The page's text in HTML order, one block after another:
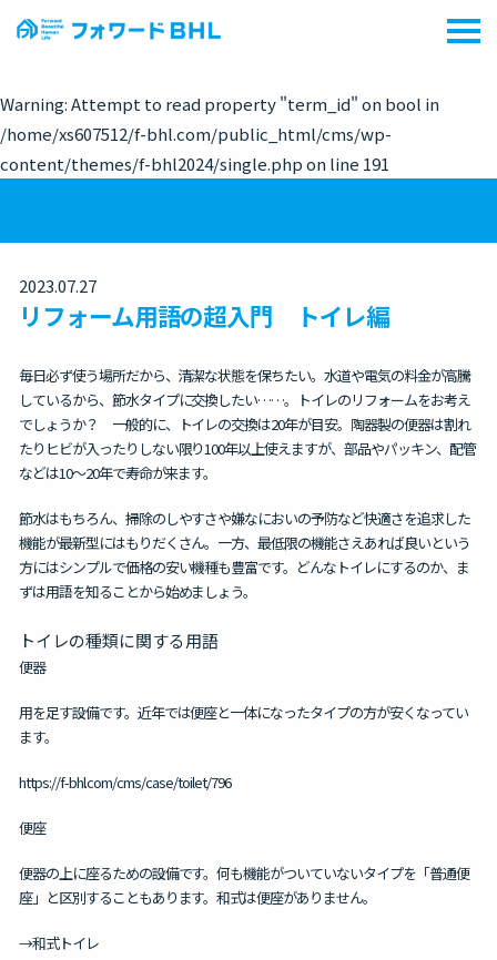
Warning: Attempt to read property "term_id" on bool in
/home/xs607512/f-bhl.com/public_html/cms/wp-
content/themes/f-bhl2024/single.phpon line 191
2023.07.27
リフォーム用語の超入門 トイレ編
毎日必ず使う場所だから、清潔な状態を保ちたい。水道や電気の料金が高騰
しているから、節水タイプに交換したい……。トイレのリフォームをお考え
でしょうか？ 一般的に、トイレの交換は20年が目安。陶器製の便器は割れ
たりヒビが入ったりしない限り100年以上使えますが、部品やパッキン、配管
などは10～20年で寿命が来ます。
節水はもちろん、掃除のしやすさや嫌なにおいの予防など快適さを追求した
機能が最新型にはもりだくさん。一方、最低限の機能さえあれば良いという
方にはシンプルで価格の安い機種も豊富です。どんなトイレにするのか、ま
ずは用語を知ることから始めましょう。
トイレの種類に関する用語
便器
用を足す設備です。近年では便座と一体になったタイプの方が安くなってい
ます。
https://f-bhl.com/cms/case/toilet/796
便座
便器の上に座るための設備です。何も機能がついていないタイプを「普通便
座」と区別することもあります。和式は便座がありません。
→和式トイレ